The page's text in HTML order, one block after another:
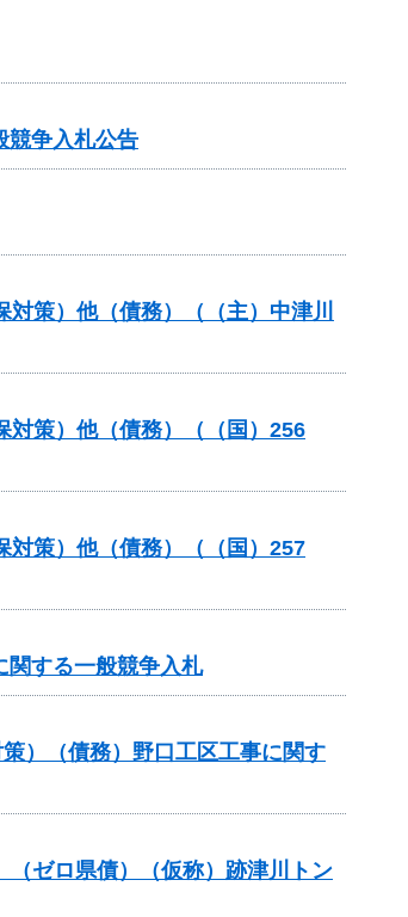
競争入札公告
策）他（債務）（（主）中津川
策）他（債務）（（国）256
策）他（債務）（（国）257
する一般競争入札
）（債務）野口工区工事に関す
ゼロ県債）（仮称）跡津川トン